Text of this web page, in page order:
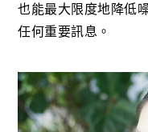
也能最大限度地降低
任何重要訊息。